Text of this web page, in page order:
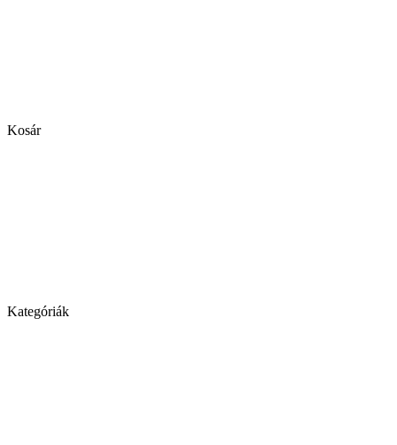
Kosár
Kategóriák